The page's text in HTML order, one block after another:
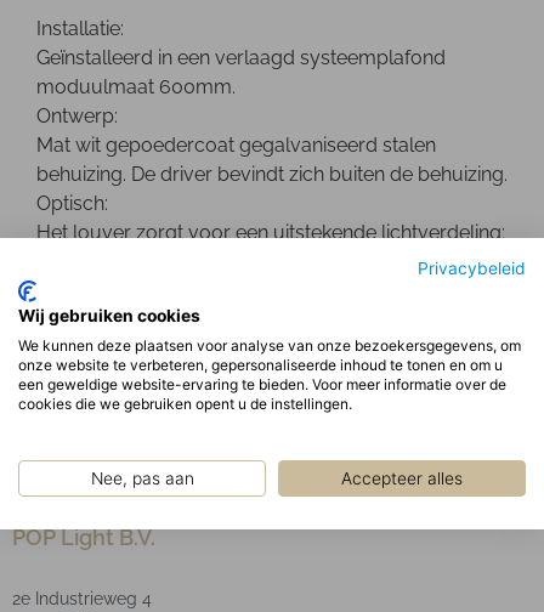
Privacybeleid
Wij gebruiken cookies
We kunnen deze plaatsen voor analyse van onze bezoekersgegevens, om
onze website te verbeteren, gepersonaliseerde inhoud te tonen en om u
een geweldige website-ervaring te bieden. Voor meer informatie over de
cookies die we gebruiken opent u de instellingen.
Nee, pas aan Accepteer alles
Installatie:
Geïnstalleerd in een verlaagd systeemplafond
moduulmaat 600mm.
Ontwerp:
Mat wit gepoedercoat gegalvaniseerd stalen
behuizing. De driver bevindt zich buiten de behuizing.
Optisch:
Het louver zorgt voor een uitstekende lichtverdeling:
lage UGR <16 en hoge effectiviteit tot 157lm/W LED
Louver W/B= Wit armatuur/ Zwart Louver B/B=
Zwart armatuur/ Zwart louver 80= Lens van 80° 50=
Lens van 50°
POP Light B.V.
2e Industrieweg 4